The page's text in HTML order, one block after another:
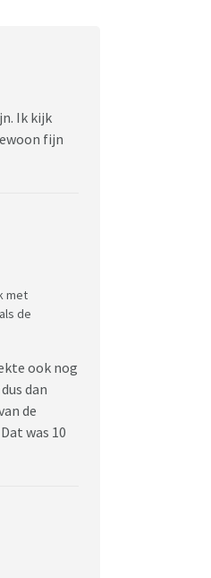
Ik kijk
fijn
met
de
ook nog
dan
de
was 10